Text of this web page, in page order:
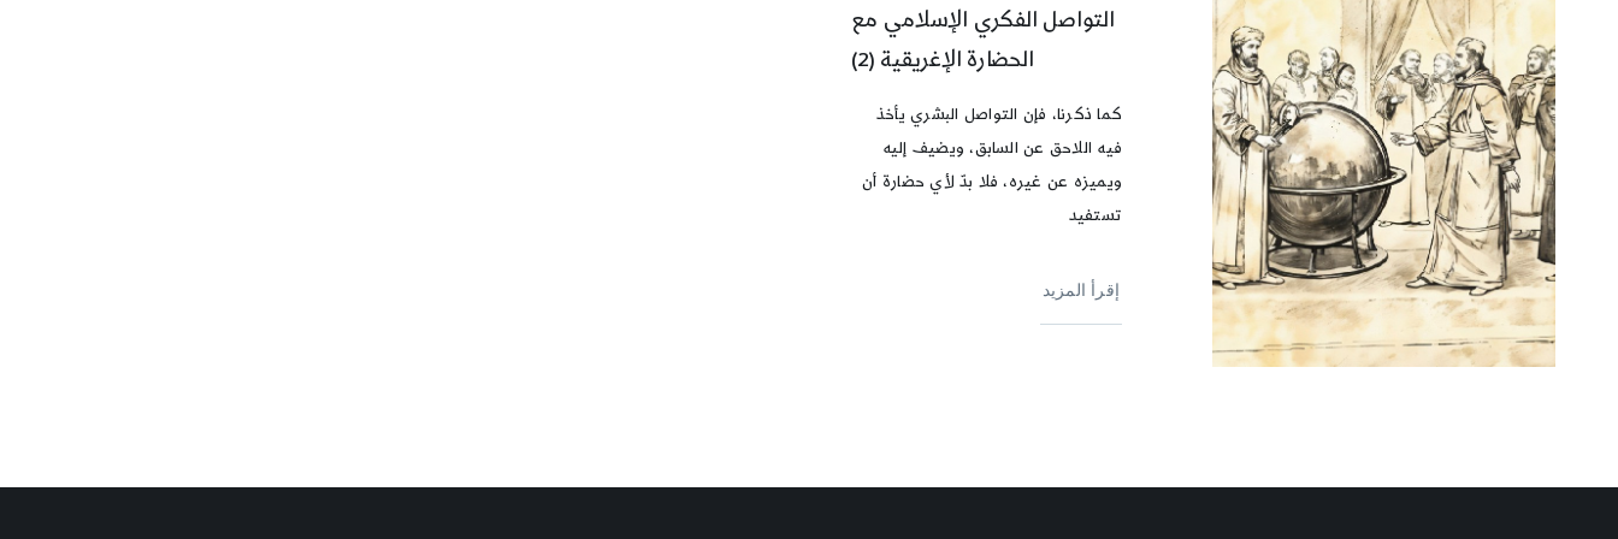
التواصل الفكري الإسلامي مع
الحضارة الإغريقية (2)
كما ذكرنا، فإن التواصل البشري يأخذ
فيه اللاحق عن السابق، ويضيف إليه
ويميزه عن غيره، فلا بدّ لأي حضارة أن
تستفيد
إقرأ المزيد